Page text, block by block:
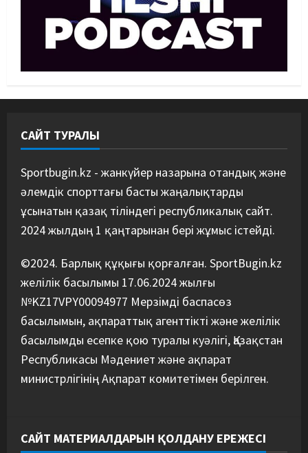
балуанды таза жеңді
07/08/2026
Әйгілі Снайдер мен Тажудинов
5
құрамасының бас бапкері
тағайындалды
САЙТ ТУРАЛЫ
Sportbugin.kz - жанкүйер назарына отандық және
әлемдік спорттағы басты жаңалықтарды
ұсынатын қазақ тіліндегі республикалық сайт.
2024 жылдың 1 қаңтарынан бері жұмыс істейді.
©2024. Барлық құқығы қорғалған. SportBugin.kz
желілік басылымы 17.06.2024 жылғы
№KZ17VPY00094977 Мерзімді баспасөз
басылымын, ақпараттық агенттікті және желілік
басылымды есепке қою туралы куәлігі, Қазақстан
Республикасы Мәдениет және ақпарат
министрлігінің Ақпарат комитетімен берілген.
САЙТ МАТЕРИАЛДАРЫН ҚОЛДАНУ ЕРЕЖЕСІ